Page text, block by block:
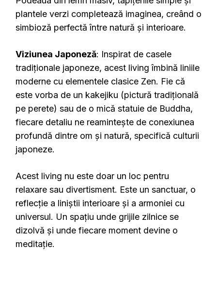
plantele verzi completează imaginea, creând o
simbioză perfectă între natură și interioare.
Viziunea Japoneză: Inspirat de casele
tradiționale japoneze, acest living îmbină liniile
moderne cu elementele clasice Zen. Fie că
este vorba de un kakejiku (pictură tradițională
pe perete) sau de o mică statuie de Buddha,
fiecare detaliu ne reamintește de conexiunea
profundă dintre om și natură, specifică culturii
japoneze.
Acest living nu este doar un loc pentru
relaxare sau divertisment. Este un sanctuar, o
reflecție a liniștii interioare și a armoniei cu
universul. Un spațiu unde grijile zilnice se
dizolvă și unde fiecare moment devine o
meditație.